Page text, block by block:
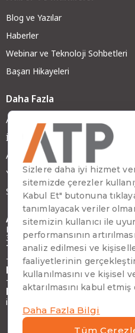
Blog ve Yazılar
Haberler
Webinar ve Teknoloji Sohbetleri
Başarı Hikayeleri
Daha Fazla
ATP Hakkında
İş Ortağımız Olun
ATP Kariyer
Yatırımcı İlişkileri
Sürdürülebilirlik
Adres
Emirhan Cad. No:109 Kat:9
34349 Beşiktaş, İstanbul, Türkiye
Telefon
+90 (212) 310 65 00
Faks
+90 (212) 310 65 64
E-posta
info@atptech.com